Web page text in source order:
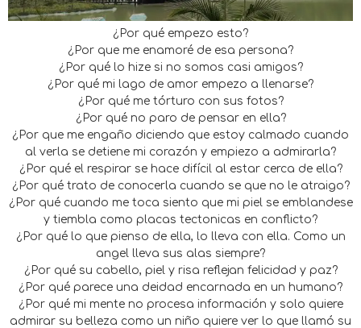
¿Por qué empezo esto?
¿Por que me enamoré de esa persona?
¿Por qué lo hize si no somos casi amigos?
¿Por qué mi lago de amor empezo a llenarse?
¿Por qué me tórturo con sus fotos?
¿Por qué no paro de pensar en ella?
¿Por que me engaño diciendo que estoy calmado cuando
al verla se detiene mi corazón y empiezo a admirarla?
¿Por qué el respirar se hace difícil al estar cerca de ella?
¿Por qué trato de conocerla cuando se que no le atraigo?
¿Por qué cuando me toca siento que mi piel se emblandese
y tiembla como placas tectonicas en conflicto?
¿Por qué lo que pienso de ella, lo lleva con ella. Como un
angel lleva sus alas siempre?
¿Por qué su cabello, piel y risa reflejan felicidad y paz?
¿Por qué parece una deidad encarnada en un humano?
¿Por qué mi mente no procesa información y solo quiere
admirar su belleza como un niño quiere ver lo que llamó su